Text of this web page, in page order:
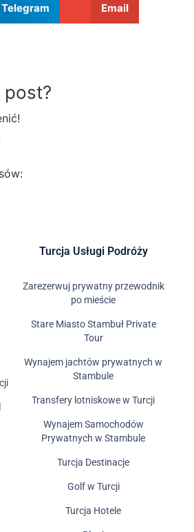
Telegram Email
post?
Turcja Usługi Podróży
Zarezerwuj prywatny przewodnik
po mieście
Stare Miasto Stambuł Private
Tour
Wynajem jachtów prywatnych w
Stambule
Transfery lotniskowe w Turcji
Wynajem Samochodów
Prywatnych w Stambule
Turcja Destinacje
Golf w Turcji
Turcja Hotele